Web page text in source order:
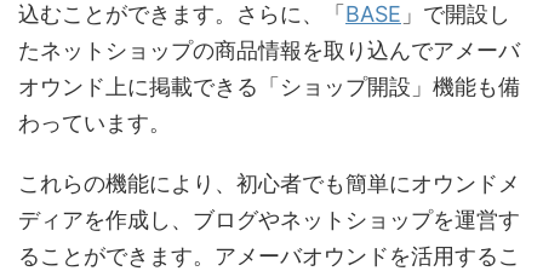
込むことができます。さらに、「 BASE 」で開設し
たネットショップの商品情報を取り込んでアメーバ
オウンド上に掲載できる「ショップ開設」機能も備
わっています。
これらの機能により、初心者でも簡単にオウンドメ
ディアを作成し、ブログやネットショップを運営す
ることができます。アメーバオウンドを活用するこ